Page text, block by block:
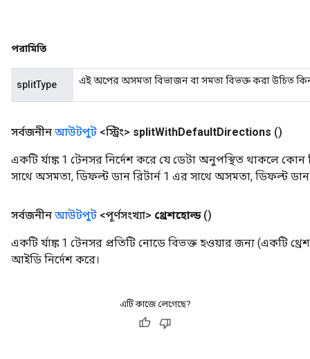
পরামিতি
splitType এই অপের অসমতা বিভাজন বা সমতা বিভক্ত করা উচিত কিনা
সর্বজনীন আউটপুট <স্ট্রিং> splitWithDefaultDirections ()
একটি র্যাঙ্ক 1 টেনসর নির্দেশ করে যে ডেটা অনুপস্থিত থাকলে কোন
সাথে অসমতা, ডিফল্ট ডান রিটার্ন 1 এর সাথে অসমতা, ডিফল্ট ডান
সর্বজনীন আউটপুট <পূর্ণসংখ্যা> থ্রেশহোল্ড ()
একটি র্যাঙ্ক 1 টেনসর প্রতিটি নোডে বিভক্ত হওয়ার জন্য (একটি
আইডি নির্দেশ করে।
এটি কাজে লেগেছে?